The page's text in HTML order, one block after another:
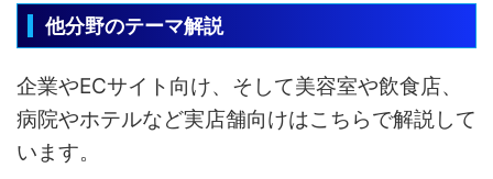
他分野のテーマ解説
企業やECサイト向け、そして美容室や飲食店、
病院やホテルなど実店舗向けはこちらで解説して
います。